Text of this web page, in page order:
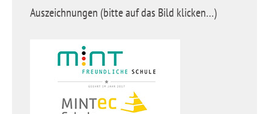
Auszeichnungen (bitte auf das Bild klicken…)